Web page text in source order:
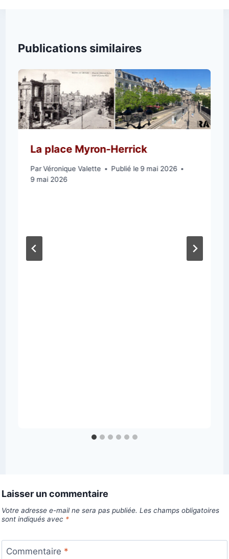
Publications similaires
La place Myron-Herrick
ParVéronique Valette Publié le 9 mai 2026
9 mai 2026
Laisser un commentaire
Votre adresse e-mail ne sera pas publiée. Les champs obligatoires
sont indiqués avec *
Commentaire *